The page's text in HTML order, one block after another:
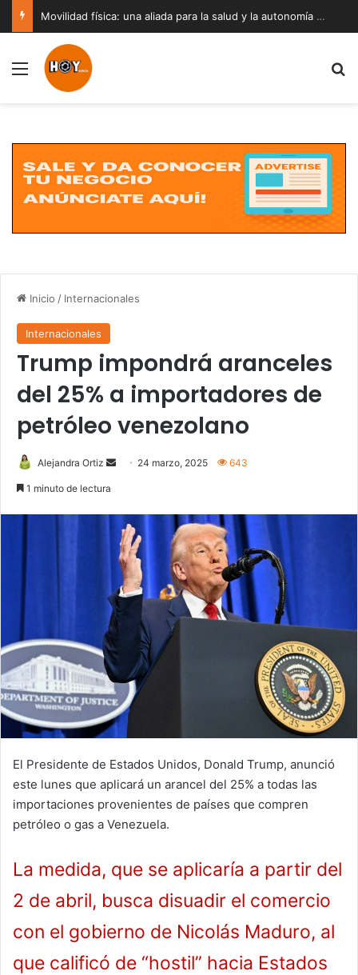
Movilidad física: una aliada para la salud y la autonomía a cualquier edad
Menú
Inicio / Internacionales
Internacionales
Trump impondrá aranceles
del 25% a importadores de
petróleo venezolano
Alejandra Ortiz
Send 24 marzo, 2025 643
1 minuto de lectura
El Presidente de Estados Unidos, Donald Trump, anunció
este lunes que aplicará un arancel del 25% a todas las
importaciones provenientes de países que compren
petróleo o gas a Venezuela.
La medida, que se aplicaría a partir del
2 de abril, busca disuadir el comercio
con el gobierno de Nicolás Maduro, al
que calificó de “hostil” hacia Estados